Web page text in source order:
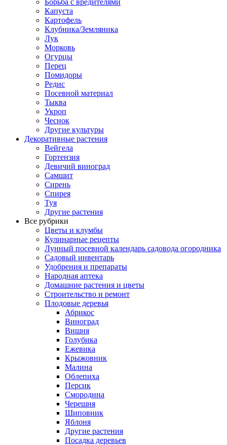
Капуста
Картофель
Клубника/Земляника
Лук
Морковь
Огурцы
Перец
Помидоры
Редис
Посевной материал
Тыква
Укроп
Чеснок
Другие культуры
Декоративные растения
Вейгела
Гортензия
Девичий виноград
Самшит
Сирень
Спирея
Туя
Другие растения
Все рубрики
Цветы и клумбы
Кулинарные рецепты
Лунный посевной календарь садовода огородника
Садовый инвентарь
Удобрения и препараты
Народная аптека
Домашние растения и цветы
Строительство и ремонт
Плодовые деревья
Абрикос
Виноград
Вишня
Голубика
Ежевика
Крыжовник
Малина
Облепиха
Персик
Смородина
Черешня
Шиповник
Яблоня
Другие растения
Посадка деревьев